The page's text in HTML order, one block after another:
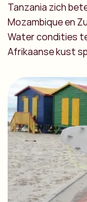
Tanzania zich
Mozambique en
Water condities
Afrikaanse kust